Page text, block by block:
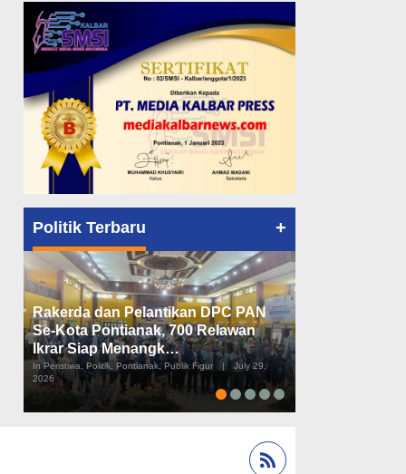
Politik Terbaru +
Rakerda dan Pelantikan DPC PAN
Se-Kota Pontianak, 700 Relawan
Ikrar Siap Menangk…
In Peristiwa, Politik, Pontianak, Publik Figur |
July 29,
2026